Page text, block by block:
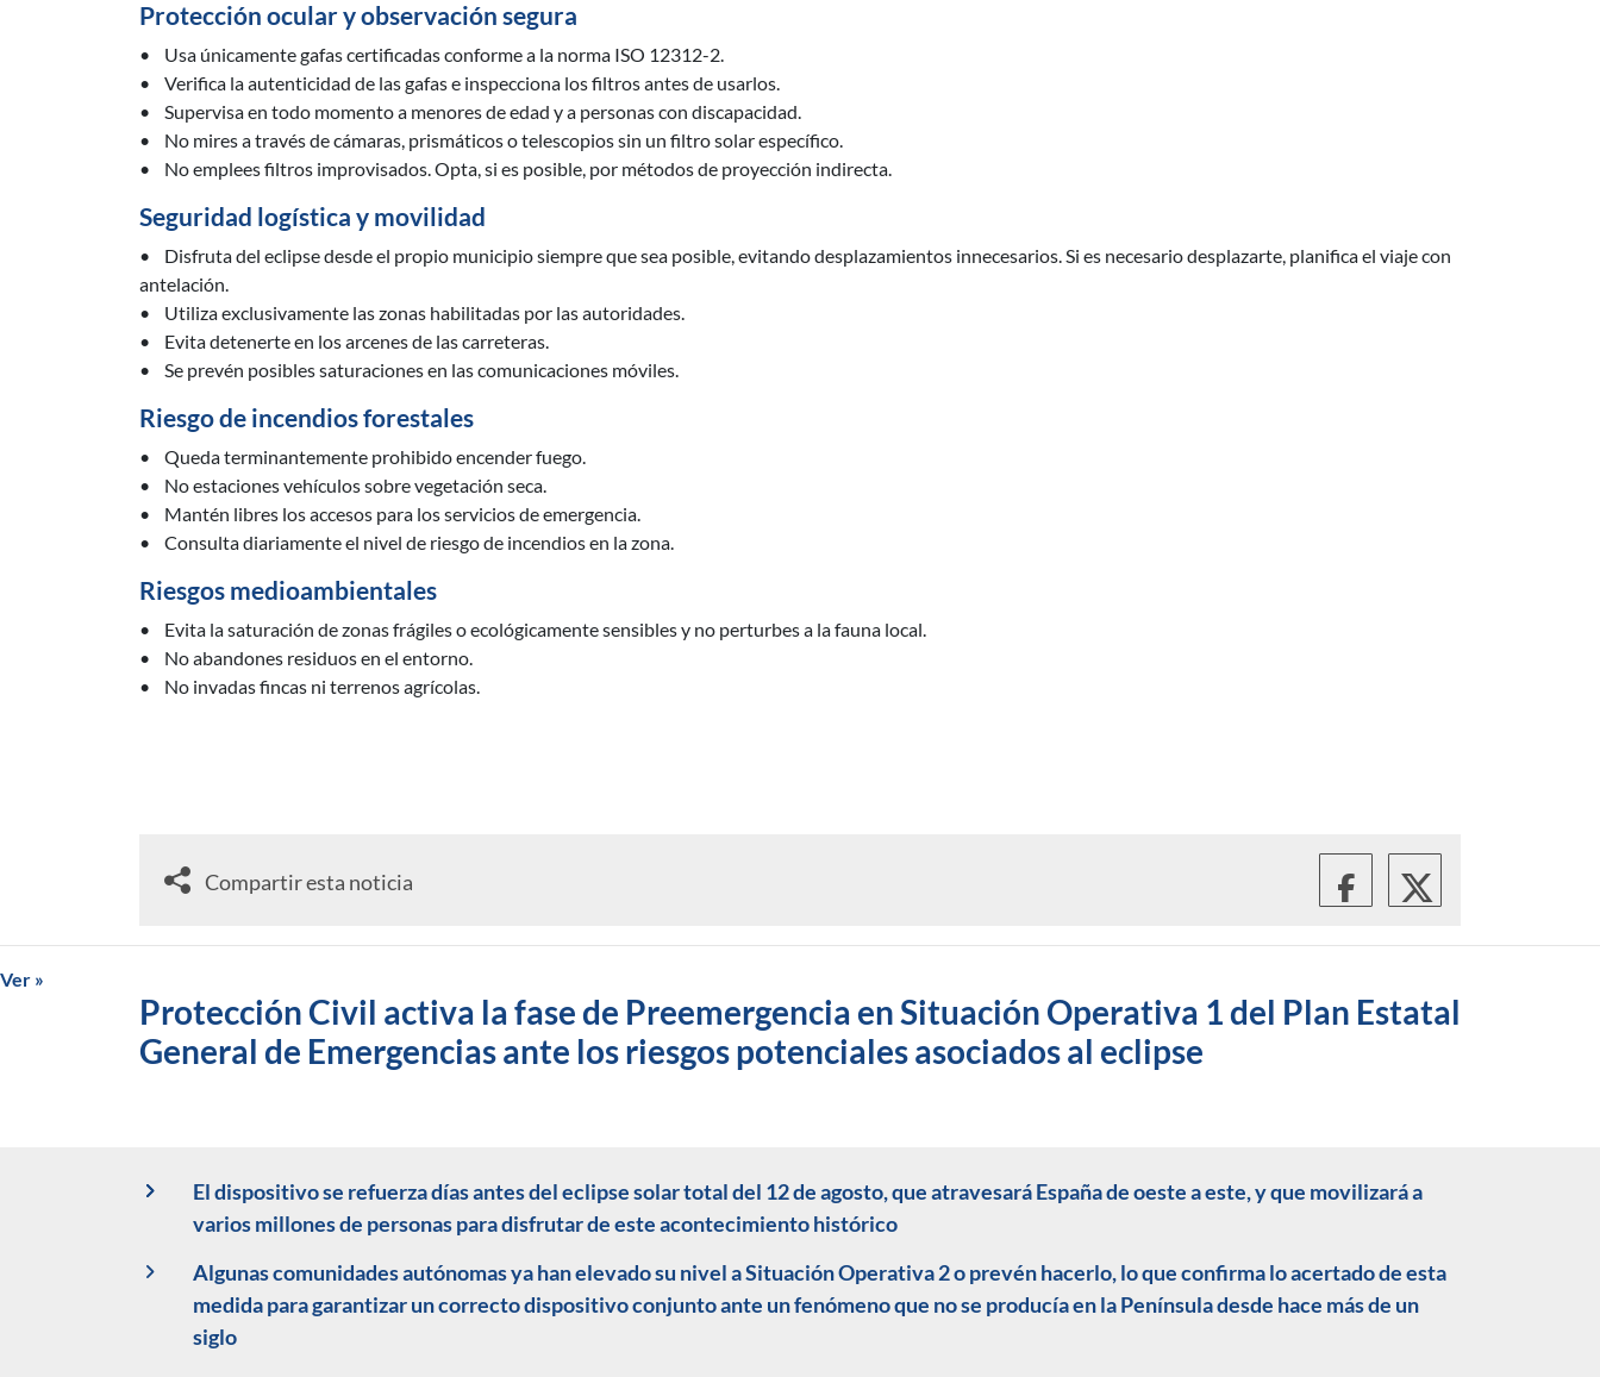
Protección ocular y observación segura
• Usa únicamente gafas certificadas conforme a la norma ISO 12312-2.
• Verifica la autenticidad de las gafas e inspecciona los filtros antes de usarlos.
• Supervisa en todo momento a menores de edad y a personas con discapacidad.
• No mires a través de cámaras, prismáticos o telescopios sin un filtro solar específico.
• No emplees filtros improvisados. Opta, si es posible, por métodos de proyección indirecta.
Seguridad logística y movilidad
• Disfruta del eclipse desde el propio municipio siempre que sea posible, evitando desplazamientos innecesarios. Si es necesario desplazarte, planifica el viaje con
antelación.
• Utiliza exclusivamente las zonas habilitadas por las autoridades.
• Evita detenerte en los arcenes de las carreteras.
• Se prevén posibles saturaciones en las comunicaciones móviles.
Riesgo de incendios forestales
• Queda terminantemente prohibido encender fuego.
• No estaciones vehículos sobre vegetación seca.
• Mantén libres los accesos para los servicios de emergencia.
• Consulta diariamente el nivel de riesgo de incendios en la zona.
Riesgos medioambientales
• Evita la saturación de zonas frágiles o ecológicamente sensibles y no perturbes a la fauna local.
• No abandones residuos en el entorno.
• No invadas fincas ni terrenos agrícolas.
Compartir esta noticia
Ver »
Protección Civil activa la fase de Preemergencia en Situación Operativa 1 del Plan Estatal
General de Emergencias ante los riesgos potenciales asociados al eclipse
El dispositivo se refuerza días antes del eclipse solar total del 12 de agosto, que atravesará España de oeste a este, y que movilizará a
varios millones de personas para disfrutar de este acontecimiento histórico
Algunas comunidades autónomas ya han elevado su nivel a Situación Operativa 2 o prevén hacerlo, lo que confirma lo acertado de esta
medida para garantizar un correcto dispositivo conjunto ante un fenómeno que no se producía en la Península desde hace más de un
siglo